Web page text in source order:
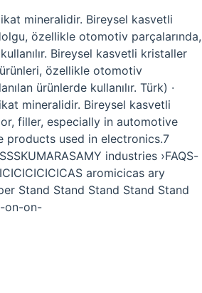
mineralidir. Bireysel kasvetli
özellikle otomotiv parçalarında,
Bireysel kasvetli kristaller
özellikle otomotiv
ürünlerde kullanılır. Türk) ·
mineralidir. Bireysel kasvetli
filler, especially in automotive
products used in electronics.7
industries ›FAQS-
aromicicas ary
Stand Stand Stand Stand Stand
on-on-